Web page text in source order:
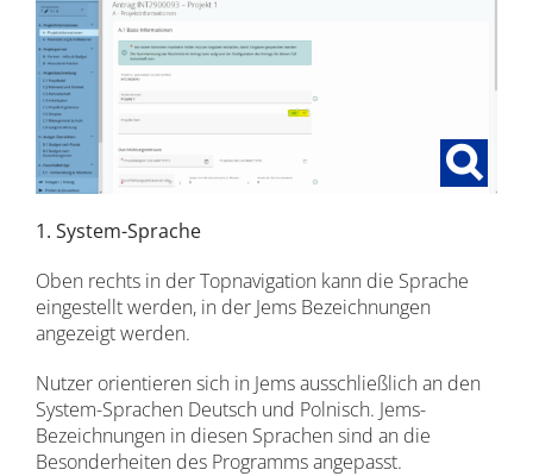
1. System-Sprache
Oben rechts in der Topnavigation kann die Sprache
eingestellt werden, in der Jems Bezeichnungen
angezeigt werden.
Nutzer orientieren sich in Jems ausschließlich an den
System-Sprachen Deutsch und Polnisch. Jems-
Bezeichnungen in diesen Sprachen sind an die
Besonderheiten des Programms angepasst.